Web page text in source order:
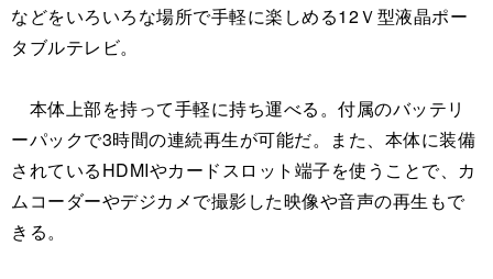
などをいろいろな場所で手軽に楽しめる12Ｖ型液晶ポー
タブルテレビ。
本体上部を持って手軽に持ち運べる。付属のバッテリ
ーパックで3時間の連続再生が可能だ。また、本体に装備
されているHDMIやカードスロット端子を使うことで、カ
ムコーダーやデジカメで撮影した映像や音声の再生もで
きる。